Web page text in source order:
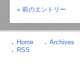
« 前のエントリー
Home Archives
RSS